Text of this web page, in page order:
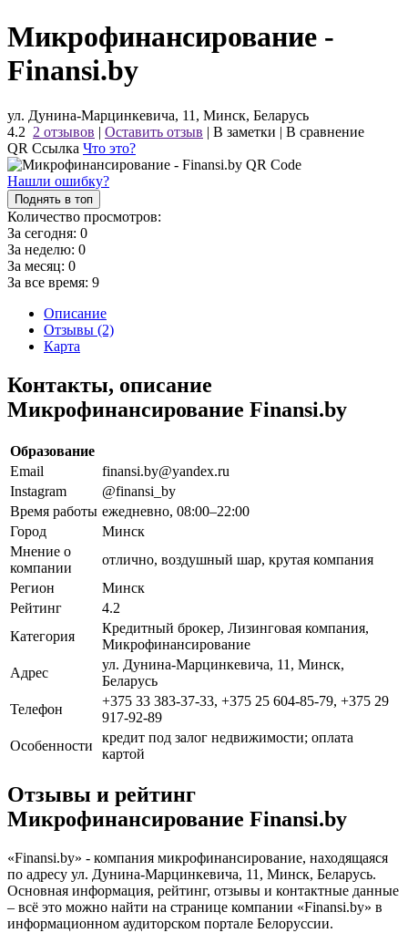
Микрофинансирование -
Finansi.by
ул. Дунина-Марцинкевича, 11, Минск, Беларусь
4.2 2 отзывов | Оставить отзыв | В заметки | В сравнение
QR Ссылка Что это?
Нашли ошибку?
Поднять в топ
Количество просмотров:
За сегодня: 0
За неделю: 0
За месяц: 0
За все время: 9
Описание
Отзывы (2)
Карта
Контакты, описание
Микрофинансирование Finansi.by
Образование
Email
finansi.by@yandex.ru
Instagram
@finansi_by
Время работы ежедневно, 08:00–22:00
Город
Минск
Мнение о
компании
отлично, воздушный шар, крутая компания
Регион
Минск
Рейтинг
4.2
Категория
Кредитный брокер, Лизинговая компания,
Микрофинансирование
Адрес
ул. Дунина-Марцинкевича, 11, Минск,
Беларусь
Телефон
+375 33 383-37-33, +375 25 604-85-79, +375 29
917-92-89
Особенности
кредит под залог недвижимости; оплата
картой
Отзывы и рейтинг
Микрофинансирование Finansi.by
«Finansi.by» - компания микрофинансирование, находящаяся
по адресу ул. Дунина-Марцинкевича, 11, Минск, Беларусь.
Основная информация, рейтинг, отзывы и контактные данные
– всё это можно найти на странице компании «Finansi.by» в
информационном аудиторском портале Белоруссии.